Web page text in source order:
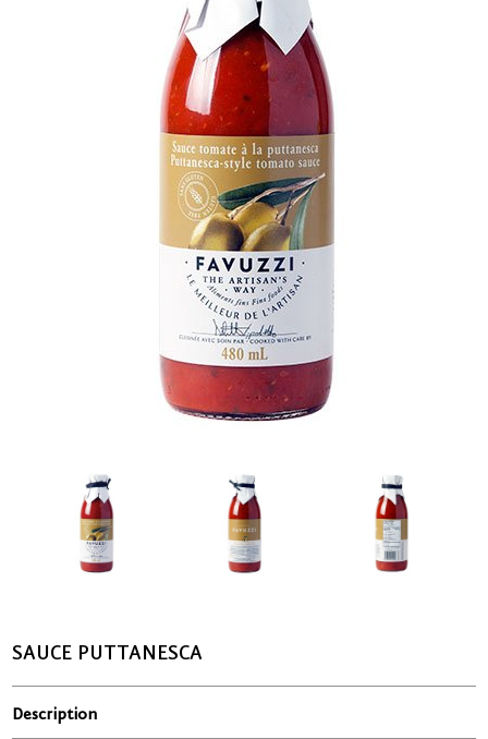
SAUCE PUTTANESCA
Description